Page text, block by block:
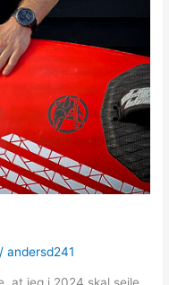
/andersd241